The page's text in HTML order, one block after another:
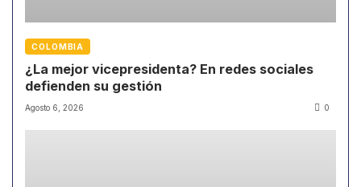
COLOMBIA
¿La mejor vicepresidenta? En redes sociales
defienden su gestión
Agosto 6, 2026 0